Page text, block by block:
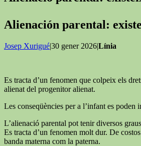
Alienación parental:
Josep Xurigué|30 gener 2026|Línia
Es tracta d’un fenomen que colpeix els
alienat del progenitor alienat.
Les conseqüències per a l’infant es
L’alienació parental pot tenir diversos
Es tracta d’un fenomen molt dur. De
banda materna com la paterna.